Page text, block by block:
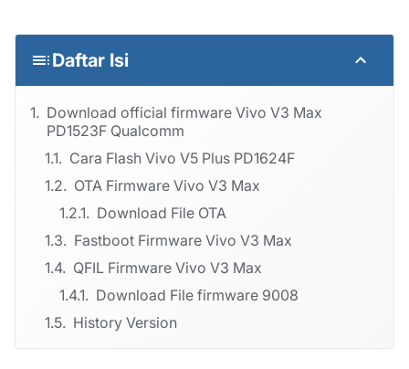
Daftar Isi
Download official firmware Vivo V3 Max
PD1523F Qualcomm
Cara Flash Vivo V5 Plus PD1624F
OTA Firmware Vivo V3 Max
Download File OTA
Fastboot Firmware Vivo V3 Max
QFIL Firmware Vivo V3 Max
Download File firmware 9008
History Version